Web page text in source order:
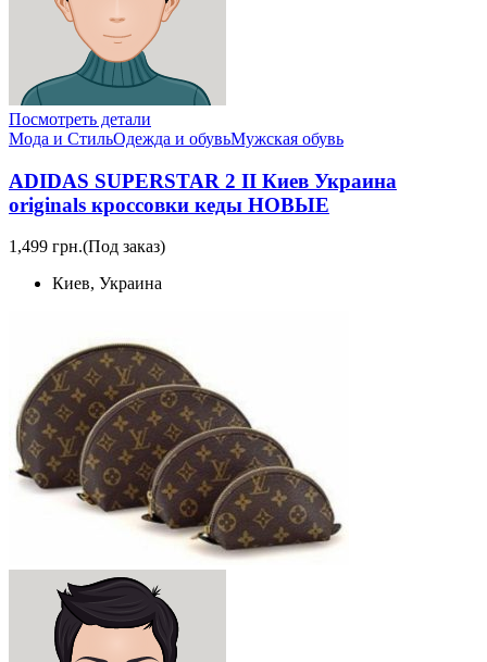
Посмотреть детали
Мода и СтильОдежда и обувьМужская обувь
ADIDAS SUPERSTAR 2 II Киев Украина
originals кроссовки кеды НОВЫЕ
1,499 грн.(Под заказ)
Киев, Украина